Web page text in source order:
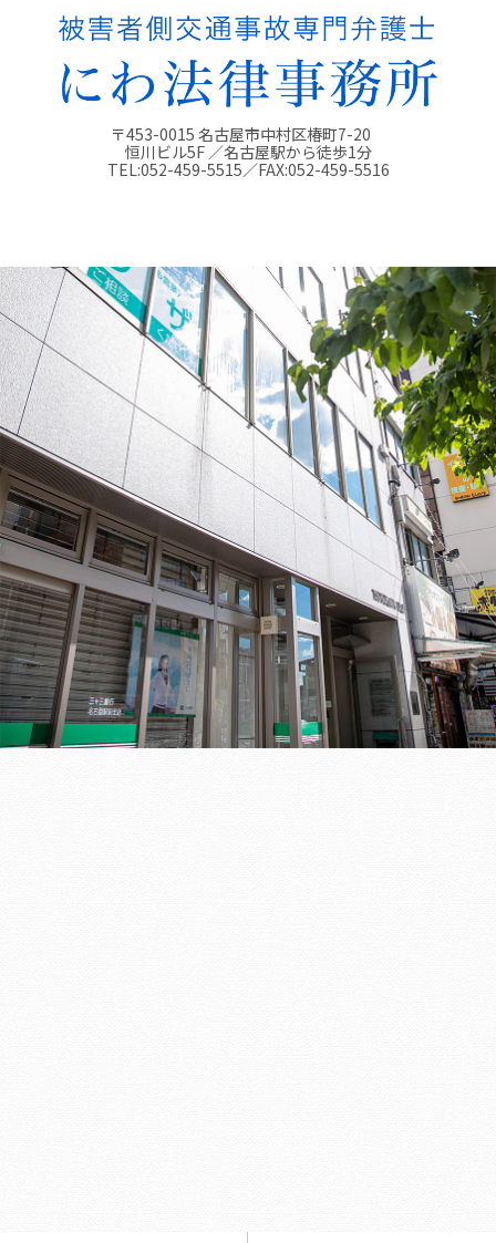
〒453-0015 名古屋市中村区椿町7-20
恒川ビル5F ／名古屋駅から徒歩1分
TEL:052-459-5515／FAX:052-459-5516